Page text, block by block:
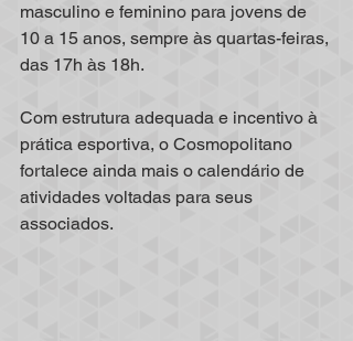
masculino e feminino para jovens de
10 a 15 anos, sempre às quartas-feiras,
das 17h às 18h.
Com estrutura adequada e incentivo à
prática esportiva, o Cosmopolitano
fortalece ainda mais o calendário de
atividades voltadas para seus
associados.